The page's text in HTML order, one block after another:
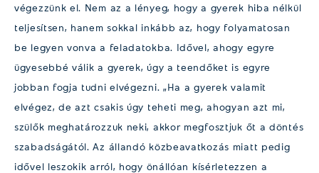
végezzünk el. Nem az a lényeg, hogy a gyerek hiba nélkül
teljesítsen, hanem sokkal inkább az, hogy folyamatosan
be legyen vonva a feladatokba. Idővel, ahogy egyre
ügyesebbé válik a gyerek, úgy a teendőket is egyre
jobban fogja tudni elvégezni. „Ha a gyerek valamit
elvégez, de azt csakis úgy teheti meg, ahogyan azt mi,
szülők meghatározzuk neki, akkor megfosztjuk őt a döntés
szabadságától. Az állandó közbeavatkozás miatt pedig
idővel leszokik arról, hogy önállóan kísérletezzen a